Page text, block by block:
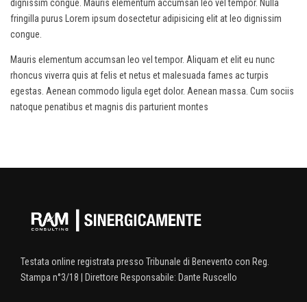
dignissim congue. Mauris elementum accumsan leo vel tempor. Nulla
fringilla purus Lorem ipsum dosectetur adipisicing elit at leo dignissim
congue.
Mauris elementum accumsan leo vel tempor. Aliquam et elit eu nunc
rhoncus viverra quis at felis et netus et malesuada fames ac turpis
egestas. Aenean commodo ligula eget dolor. Aenean massa. Cum sociis
natoque penatibus et magnis dis parturient montes
Testata online registrata presso Tribunale di Benevento con Reg.
Stampa n°3/18 | Direttore Responsabile: Dante Ruscello